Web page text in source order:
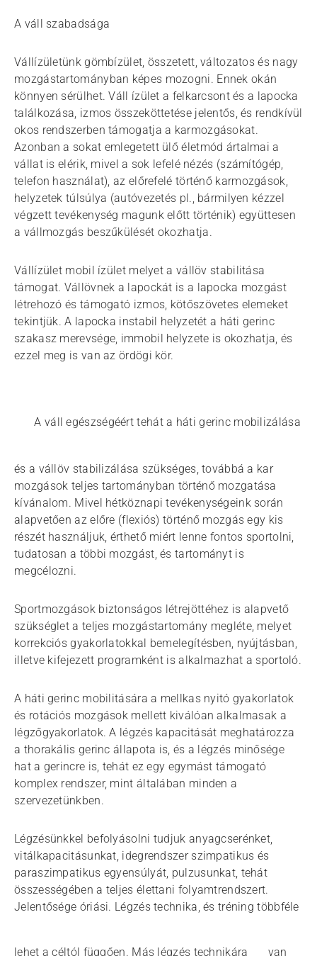
A váll szabadsága
Vállízületünk gömbízület, összetett, változatos és nagy
mozgástartományban képes mozogni. Ennek okán
könnyen sérülhet. Váll ízület a felkarcsont és a lapocka
találkozása, izmos összeköttetése jelentős, és rendkívül
okos rendszerben támogatja a karmozgásokat.
Azonban a sokat emlegetett ülő életmód ártalmai a
vállat is elérik, mivel a sok lefelé nézés (számítógép,
telefon használat), az előrefelé történő karmozgások,
helyzetek túlsúlya (autóvezetés pl., bármilyen kézzel
végzett tevékenység magunk előtt történik) együttesen
a vállmozgás beszűkülését okozhatja.
Vállízület mobil ízület melyet a vállöv stabilitása
támogat. Vállövnek a lapockát is a lapocka mozgást
létrehozó és támogató izmos, kötőszövetes elemeket
tekintjük. A lapocka instabil helyzetét a háti gerinc
szakasz merevsége, immobil helyzete is okozhatja, és
ezzel meg is van az ördögi kör.
A váll egészségéért tehát a háti gerinc mobilizálása
és a vállöv stabilizálása szükséges, továbbá a kar
mozgások teljes tartományban történő mozgatása
kívánalom. Mivel hétköznapi tevékenységeink során
alapvetően az előre (flexiós) történő mozgás egy kis
részét használjuk, érthető miért lenne fontos sportolni,
tudatosan a többi mozgást, és tartományt is
megcélozni.
Sportmozgások biztonságos létrejöttéhez is alapvető
szükséglet a teljes mozgástartomány megléte, melyet
korrekciós gyakorlatokkal bemelegítésben, nyújtásban,
illetve kifejezett programként is alkalmazhat a sportoló.
A háti gerinc mobilitására a mellkas nyitó gyakorlatok
és rotációs mozgások mellett kiválóan alkalmasak a
légzőgyakorlatok. A légzés kapacitását meghatározza
a thorakális gerinc állapota is, és a légzés minősége
hat a gerincre is, tehát ez egy egymást támogató
komplex rendszer, mint általában minden a
szervezetünkben.
Légzésünkkel befolyásolni tudjuk anyagcserénket,
vitálkapacitásunkat, idegrendszer szimpatikus és
paraszimpatikus egyensúlyát, pulzusunkat, tehát
összességében a teljes élettani folyamtrendszert.
Jelentősége óriási. Légzés technika, és tréning többféle
lehet a céltól függően. Más légzés technikára van